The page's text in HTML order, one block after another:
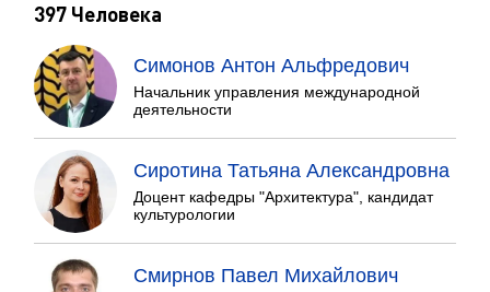
397 Человека
Симонов Антон Альфредович
Начальник управления международной
деятельности
Сиротина Татьяна Александровна
Доцент кафедры "Архитектура", кандидат
культурологии
Смирнов Павел Михайлович